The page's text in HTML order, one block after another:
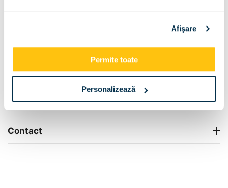
Afişare
Permite toate
Personalizează
Info Center
Livrare
Contact